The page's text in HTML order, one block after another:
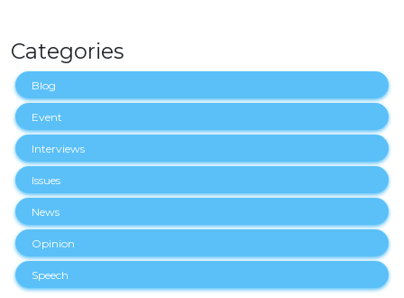
Categories
Blog
Event
Interviews
Issues
News
Opinion
Speech